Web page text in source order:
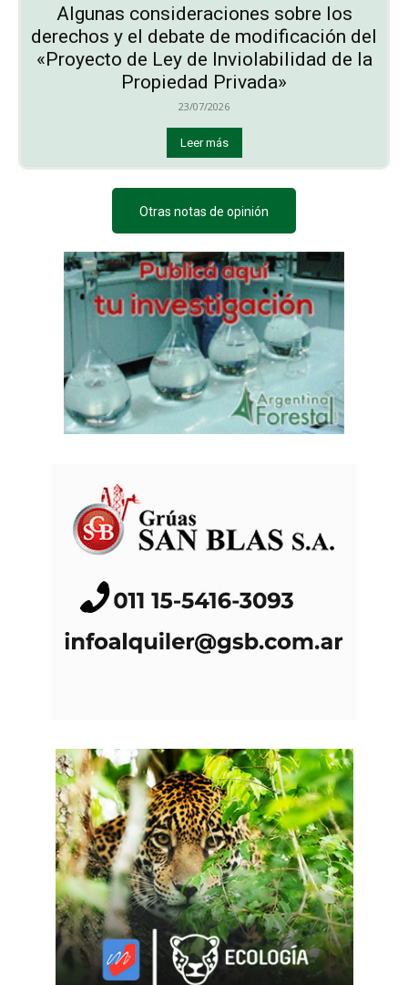
Algunas consideraciones sobre los
derechos y el debate de modificación del
«Proyecto de Ley de Inviolabilidad de la
Propiedad Privada»
23/07/2026
Leer más
Otras notas de opinión